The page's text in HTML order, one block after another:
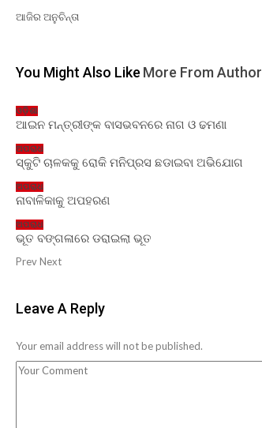
ଆଜିର ଅନୁଚିନ୍ତା
You Might Also Like More From Author
ଓଡ଼ିଶା
ଆଇନ ମନ୍ତ୍ରୀଙ୍କ ବାସଭବନରେ ନାଗ ଓ ଢମଣା
ଅପରାଧ
ସ୍କୁଟି ଚାଳକକୁ ରୋକି ମନିପ୍ରସ ଛଡାଇବା ଅଭିଯୋଗ
ଅପରାଧ
ନାବାଳିକାକୁ ଅପହରଣ
ଅପରାଧ
ଭୂତ ବଙ୍ଗଳାରେ ଡରାଇଲା ଭୂତ
PrevNext
Leave A Reply
Your email address will not be published.